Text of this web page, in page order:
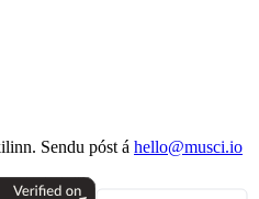
Sendu póst á hello@musci.io